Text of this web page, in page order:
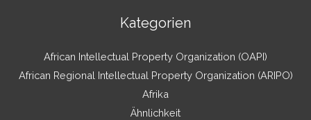
Kategorien
African Intellectual Property Organization (OAPI)
African Regional Intellectual Property Organization (ARIPO)
Afrika
Ähnlichkeit